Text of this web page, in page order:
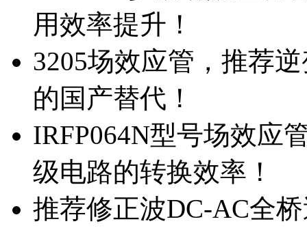
用效率提升！
3205场效应管，推荐
的国产替代！
IRFP064N型号场效应
级电路的转换效率！
推荐修正波DC-AC全